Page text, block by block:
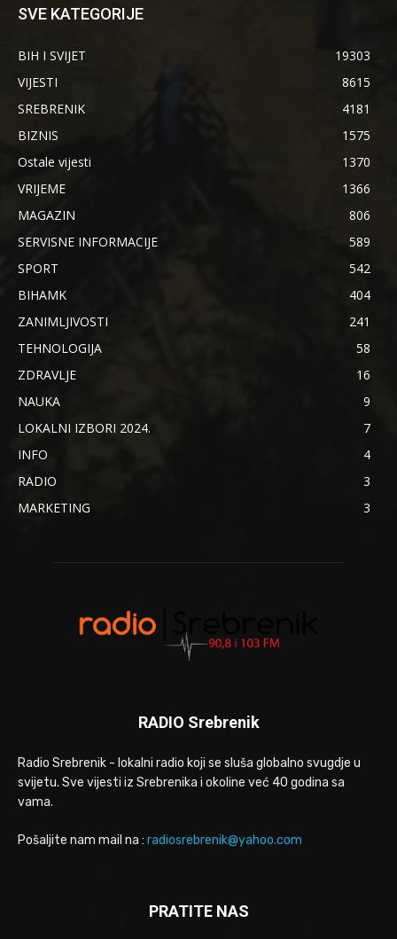
SVE KATEGORIJE
BIH I SVIJET
19303
VIJESTI
8615
SREBRENIK
4181
BIZNIS
1575
Ostale vijesti
1370
VRIJEME
1366
MAGAZIN
806
SERVISNE INFORMACIJE
589
SPORT
542
BIHAMK
404
ZANIMLJIVOSTI
241
TEHNOLOGIJA
58
ZDRAVLJE
16
NAUKA
9
LOKALNI IZBORI 2024.
7
INFO
4
RADIO
3
MARKETING
3
RADIO Srebrenik
Radio Srebrenik - lokalni radio koji se sluša globalno svugdje u
svijetu. Sve vijesti iz Srebrenika i okoline već 40 godina sa
vama.
Pošaljite nam mail na : radiosrebrenik@yahoo.com
PRATITE NAS